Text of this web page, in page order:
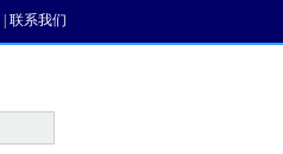
联系我们